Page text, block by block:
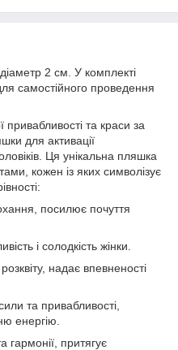
2 см. У комплекті
самостійного проведення
привабливості та краси за
для активації
Ця унікальна пляшка
кожен із яких символізує
посилює почуття
і солодкість жінки.
надає впевненості
та привабливості,
енергію.
притягує